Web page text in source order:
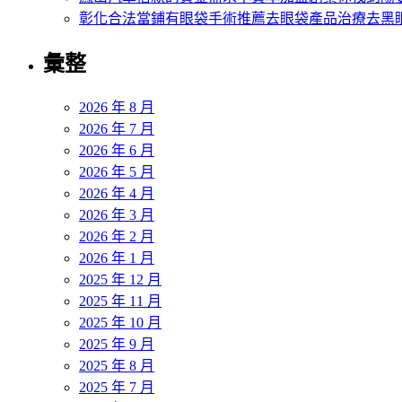
彰化合法當鋪有眼袋手術推薦去眼袋產品治療去黑
彙整
2026 年 8 月
2026 年 7 月
2026 年 6 月
2026 年 5 月
2026 年 4 月
2026 年 3 月
2026 年 2 月
2026 年 1 月
2025 年 12 月
2025 年 11 月
2025 年 10 月
2025 年 9 月
2025 年 8 月
2025 年 7 月